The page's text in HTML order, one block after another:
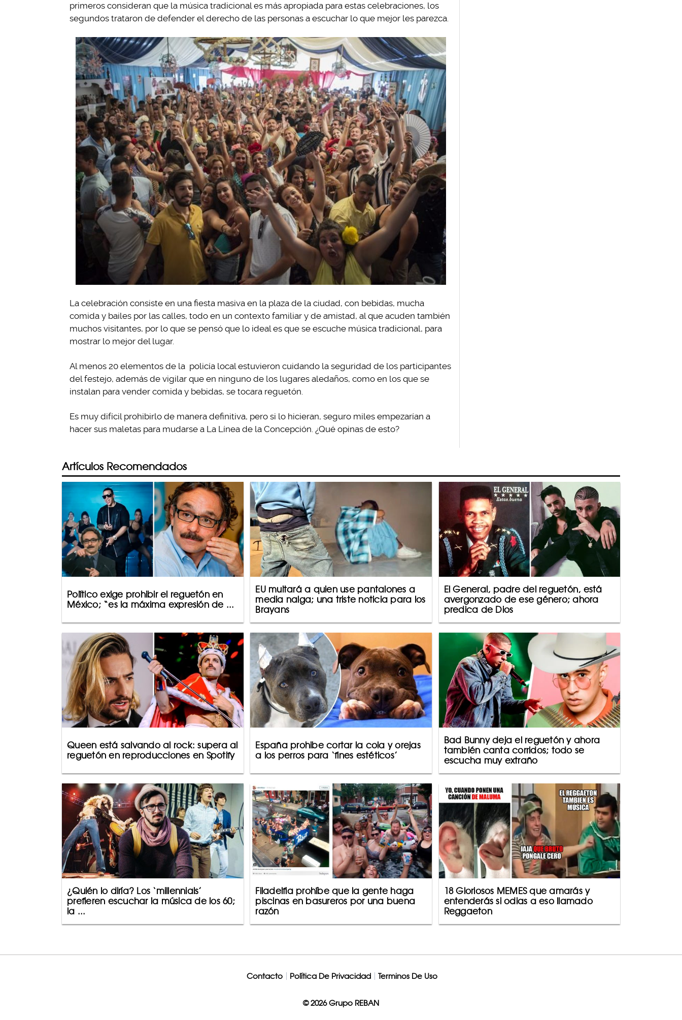
primeros consideran que la música tradicional es más apropiada para estas celebraciones, los
segundos trataron de defender el derecho de las personas a escuchar lo que mejor les parezca.
La celebración consiste en una fiesta masiva en la plaza de la ciudad, con bebidas, mucha
comida y bailes por las calles, todo en un contexto familiar y de amistad, al que acuden también
muchos visitantes, por lo que se pensó que lo ideal es que se escuche música tradicional, para
mostrar lo mejor del lugar.
Al menos 20 elementos de la policía local estuvieron cuidando la seguridad de los participantes
del festejo, además de vigilar que en ninguno de los lugares aledaños, como en los que se
instalan para vender comida y bebidas, se tocara reguetón.
Es muy difícil prohibirlo de manera definitiva, pero si lo hicieran, seguro miles empezarían a
hacer sus maletas para mudarse a La Línea de la Concepción. ¿Qué opinas de esto?
Artículos Recomendados
Político exige prohibir el reguetón en
México; “es la máxima expresión de ...
EU multará a quien use pantalones a
media nalga; una triste noticia para los
Brayans
El General, padre del reguetón, está
avergonzado de ese género; ahora
predica de Dios
Queen está salvando al rock: supera al
reguetón en reproducciones en Spotify
España prohibe cortar la cola y orejas
a los perros para ‘fines estéticos’
Bad Bunny deja el reguetón y ahora
también canta corridos; todo se
escucha muy extraño
¿Quién lo diría? Los ‘millennials’
prefieren escuchar la música de los 60;
la ...
Filadelfia prohíbe que la gente haga
piscinas en basureros por una buena
razón
18 Gloriosos MEMES que amarás y
entenderás si odias a eso llamado
Reggaeton
Contacto Política De Privacidad Terminos De Uso
© 2026 Grupo REBAN